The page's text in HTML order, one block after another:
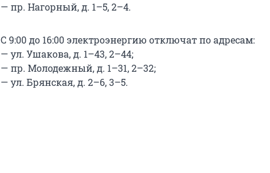
— пр. Нагорный, д. 1–5, 2–4.
С 9:00 до 16:00 электроэнергию отключат по адресам:
— ул. Ушакова, д. 1–43, 2–44;
— пр. Молодежный, д. 1–31, 2–32;
— ул. Брянская, д. 2–6, 3–5.